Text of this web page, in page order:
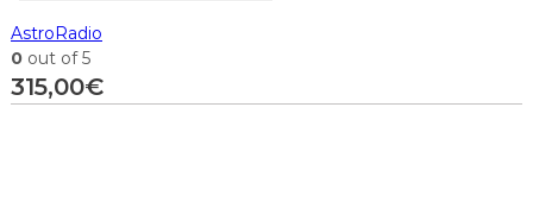
AstroRadio
0 out of 5
315,00€